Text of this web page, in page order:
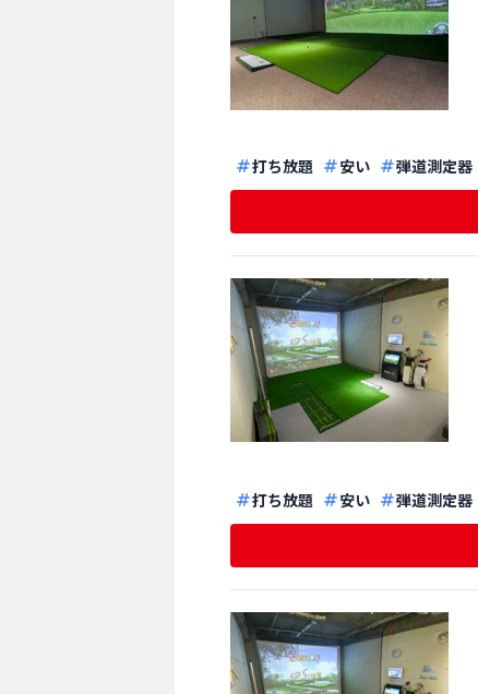
打ち放題
安い 弾道測定器
打ち放題
安い 弾道測定器